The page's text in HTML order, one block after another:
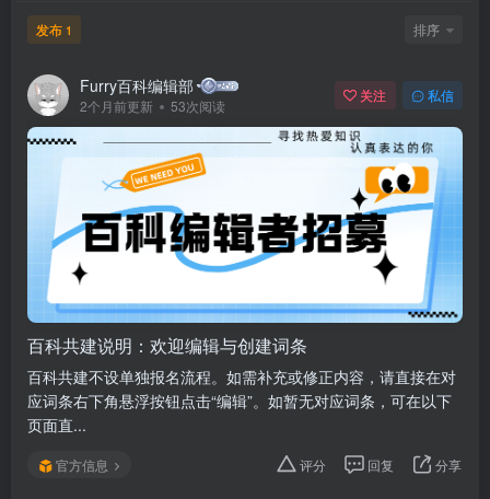
发布 1 排序
Furry百科编辑部
2个月前更新 53次阅读
关注 私信
百科共建说明：欢迎编辑与创建词条
百科共建不设单独报名流程。如需补充或修正内容，请直接在对
应词条右下角悬浮按钮点击“编辑”。如暂无对应词条，可在以下
页面直...
官方信息 评分 回复 分享